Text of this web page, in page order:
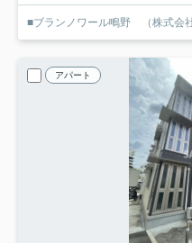
■ブランノワール鴫野 （株式会
アパート